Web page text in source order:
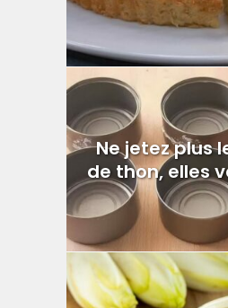
Ne jetez plus
de thon, elles